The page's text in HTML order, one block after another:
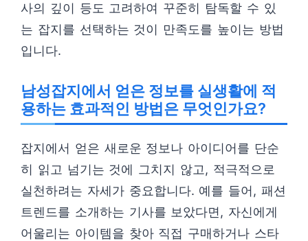
사의 깊이 등도 고려하여 꾸준히 탐독할 수 있
는 잡지를 선택하는 것이 만족도를 높이는 방법
입니다.
남성잡지에서 얻은 정보를 실생활에 적
용하는 효과적인 방법은 무엇인가요?
잡지에서 얻은 새로운 정보나 아이디어를 단순
히 읽고 넘기는 것에 그치지 않고, 적극적으로
실천하려는 자세가 중요합니다. 예를 들어, 패션
트렌드를 소개하는 기사를 보았다면, 자신에게
어울리는 아이템을 찾아 직접 구매하거나 스타